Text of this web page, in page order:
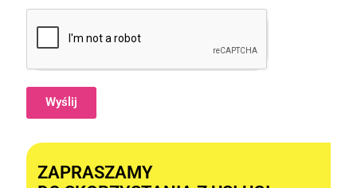
Wyślij
ZAPRASZAMY